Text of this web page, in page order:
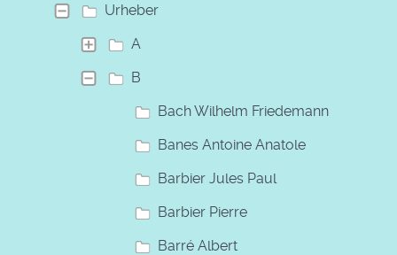
Urheber
A
B
Bach Wilhelm Friedemann
Banes Antoine Anatole
Barbier Jules Paul
Barbier Pierre
Barré Albert